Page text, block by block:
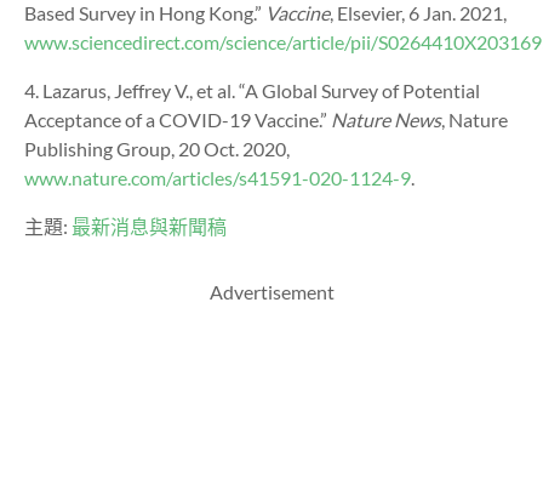
Based Survey in Hong Kong.” Vaccine, Elsevier, 6 Jan. 2021,
www.sciencedirect.com/science/article/pii/
4. Lazarus, Jeffrey V., et al. “A Global Survey of Potential
Acceptance of a COVID-19 Vaccine.” Nature News, Nature
Publishing Group, 20 Oct. 2020,
www.nature.com/articles/s41591-020-1124-9.
主題: 最新消息與新聞稿
Advertisement